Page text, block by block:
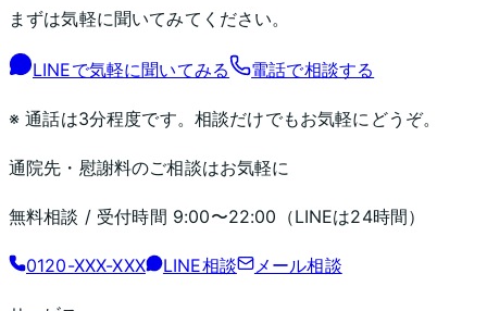
まずは気軽に聞いてみてください。
LINEで気軽に聞いてみる 電話で相談する
※ 通話は3分程度です。相談だけでもお気軽にどうぞ。
通院先・慰謝料のご相談はお気軽に
無料相談 / 受付時間 9:00〜22:00 （LINEは24時間）
0120-XXX-XXX LINE相談 メール相談